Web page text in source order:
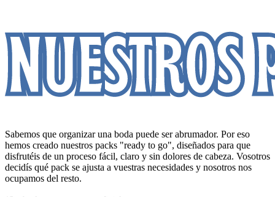
Sabemos que organizar una boda puede ser abrumador. Por eso
hemos creado nuestros packs "ready to go", diseñados para que
disfrutéis de un proceso fácil, claro y sin dolores de cabeza. Vosotros
decidís qué pack se ajusta a vuestras necesidades y nosotros nos
ocupamos del resto.